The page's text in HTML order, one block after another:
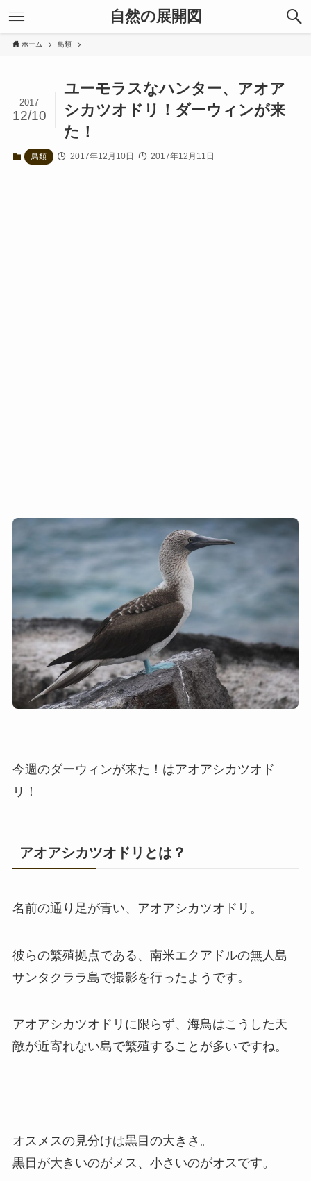
自然の展開図
ホーム 鳥類
ユーモラスなハンター、アオア
シカツオドリ！ダーウィンが来
た！
2017
12/10
鳥類 2017年12月10日 2017年12月11日
今週のダーウィンが来た！はアオアシカツオド
リ！
アオアシカツオドリとは？
名前の通り足が青い、アオアシカツオドリ。
彼らの繁殖拠点である、南米エクアドルの無人島
サンタクララ島で撮影を行ったようです。
アオアシカツオドリに限らず、海鳥はこうした天
敵が近寄れない島で繁殖することが多いですね。
オスメスの見分けは黒目の大きさ。
黒目が大きいのがメス、小さいのがオスです。